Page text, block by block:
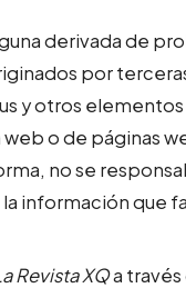
derivada de
por
y otros
o de páginas
no se
información que
Revista XQa través